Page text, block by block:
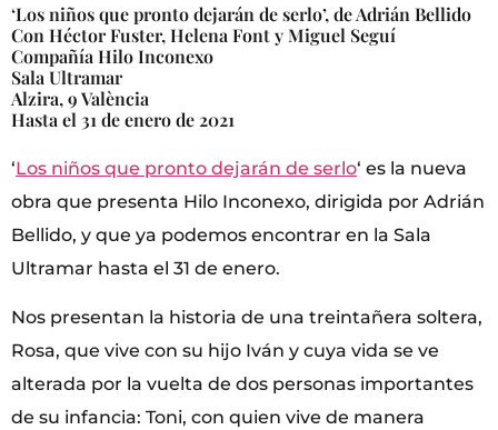
‘Los niños que pronto dejarán de serlo’, de Adrián Bellido
Con Héctor Fuster, Helena Font y Miguel Seguí
Compañía Hilo Inconexo
Sala Ultramar
Alzira, 9 València
Hasta el 31 de enero de 2021
‘Los niños que pronto dejarán de serlo‘ es la nueva
obra que presenta Hilo Inconexo, dirigida por Adrián
Bellido, y que ya podemos encontrar en la Sala
Ultramar hasta el 31 de enero.
Nos presentan la historia de una treintañera soltera,
Rosa, que vive con su hijo Iván y cuya vida se ve
alterada por la vuelta de dos personas importantes
de su infancia: Toni, con quien vive de manera